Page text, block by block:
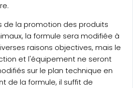
de la promotion des produits
la formule sera modifiée à
raisons objectives, mais le
et l'équipement ne seront
sur le plan technique en
de la formule, il suffit de